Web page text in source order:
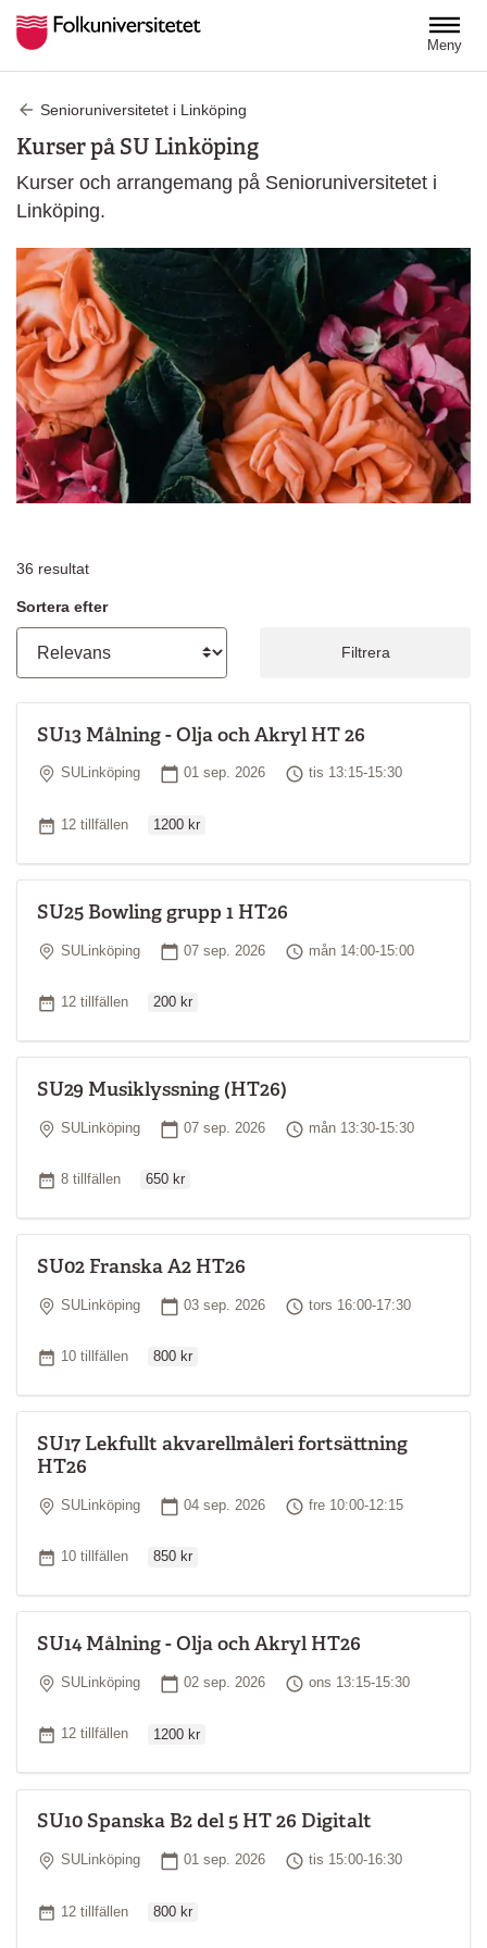
Meny
Senioruniversitetet i Linköping
Kurser på SU Linköping
Kurser och arrangemang på Senioruniversitetet i
Linköping.
36 resultat
Sortera efter
Filtrera
SU13 Målning - Olja och Akryl HT 26
Plats
SULinköping Startdatum
01 sep. 2026 Tid
tis 13:15-15:30
Antal tillfällen
12 tillfällen 1200 kr
SU25 Bowling grupp 1 HT26
Plats
SULinköping Startdatum
07 sep. 2026 Tid
mån 14:00-15:00
Antal tillfällen
12 tillfällen 200 kr
SU29 Musiklyssning (HT26)
Plats
SULinköping Startdatum
07 sep. 2026 Tid
mån 13:30-15:30
Antal tillfällen
8 tillfällen 650 kr
SU02 Franska A2 HT26
Plats
SULinköping Startdatum
03 sep. 2026 Tid
tors 16:00-17:30
Antal tillfällen
10 tillfällen 800 kr
SU17 Lekfullt akvarellmåleri fortsättning
HT26
Plats
SULinköping Startdatum
04 sep. 2026 Tid
fre 10:00-12:15
Antal tillfällen
10 tillfällen 850 kr
SU14 Målning - Olja och Akryl HT26
Plats
SULinköping Startdatum
02 sep. 2026 Tid
ons 13:15-15:30
Antal tillfällen
12 tillfällen 1200 kr
SU10 Spanska B2 del 5 HT 26 Digitalt
Plats
SULinköping Startdatum
01 sep. 2026 Tid
tis 15:00-16:30
Antal tillfällen
12 tillfällen 800 kr